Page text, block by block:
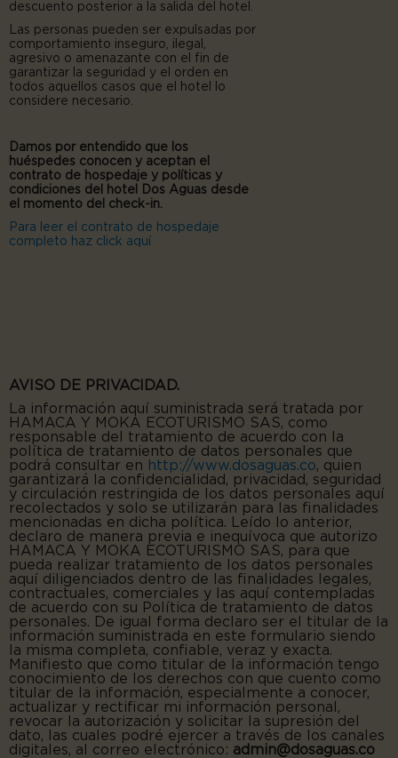
descuento posterior a la salida del hotel.
Las personas pueden ser expulsadas por
comportamiento inseguro, ilegal,
agresivo o amenazante con el fin de
garantizar la seguridad y el orden en
todos aquellos casos que el hotel lo
considere necesario.
Damos por entendido que los
huéspedes conocen y aceptan el
contrato de hospedaje y políticas y
condiciones del hotel Dos Aguas desde
el momento del check-in.
Para leer el contrato de hospedaje
completo haz click aquí
AVISO DE PRIVACIDAD.
La información aquí suministrada será tratada por
HAMACA Y MOKA ECOTURISMO SAS, como
responsable del tratamiento de acuerdo con la
política de tratamiento de datos personales que
podrá consultar en http://www.dosaguas.co, quien
garantizará la confidencialidad, privacidad, seguridad
y circulación restringida de los datos personales aquí
recolectados y solo se utilizarán para las finalidades
mencionadas en dicha política. Leído lo anterior,
declaro de manera previa e inequívoca que autorizo
HAMACA Y MOKA ECOTURISMO SAS, para que
pueda realizar tratamiento de los datos personales
aquí diligenciados dentro de las finalidades legales,
contractuales, comerciales y las aquí contempladas
de acuerdo con su Política de tratamiento de datos
personales. De igual forma declaro ser el titular de la
información suministrada en este formulario siendo
la misma completa, confiable, veraz y exacta.
Manifiesto que como titular de la información tengo
conocimiento de los derechos con que cuento como
titular de la información, especialmente a conocer,
actualizar y rectificar mi información personal,
revocar la autorización y solicitar la supresión del
dato, las cuales podré ejercer a través de los canales
digitales, al correo electrónico: admin@dosaguas.co